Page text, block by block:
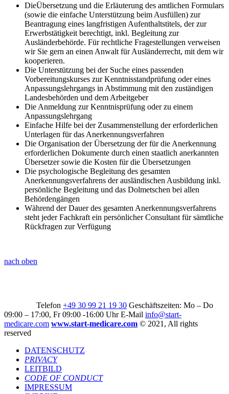
DieÜbersetzung und die Erläuterung des amtlichen Formulars
(sowie die einfache Unterstützung beim Ausfüllen) zur
Beantragung eines langfristigen Aufenthaltstitels, der zur
Erwerbstätigkeit berechtigt, inkl. Begleitung zur
Ausländerbehörde. Für rechtliche Fragestellungen verweisen
wir Sie gern an einen Anwalt für Ausländerrecht, mit dem wir
kooperieren.
Die Unterstützung bei der Suche eines passenden
Vorbereitungskurses zur Kenntnisstandprüfung oder eines
Anpassungslehrgangs in Abstimmung mit den zuständigen
Landesbehörden und dem Arbeitgeber
Die Anmeldung zur Kenntnisprüfung oder zu einem
Anpassungslehrgang
Einfache Hilfe bei der Zusammenstellung der erforderlichen
Unterlagen für das Anerkennungsverfahren
Die Organisation der Übersetzung der für die Anerkennung
erforderlichen Dokumente durch einen staatlich anerkannten
Übersetzer sowie die Kosten für die Übersetzungen
Die psychologische Begleitung des gesamten
Anerkennungsverfahrens der ausländischen Ausbildung inkl.
persönliche Begleitung und das Dolmetschen bei allen
Behördengängen
Während der Dauer des gesamten Anerkennungsverfahrens
steht jeder Fachkraft ein persönlicher Consultant für sämtliche
Rückfragen zur Verfügung
nach oben
Telefon +49 30 99 21 19 30 Geschäftszeiten: Mo – Do
09:00 – 17:00, Fr 09:00 -16:00 Uhr E-Mail info@start-
medicare.com www.start-medicare.com © 2021, All rights
reserved
DATENSCHUTZ
PRIVACY
LEITBILD
CODE OF CONDUCT
IMPRESSUM